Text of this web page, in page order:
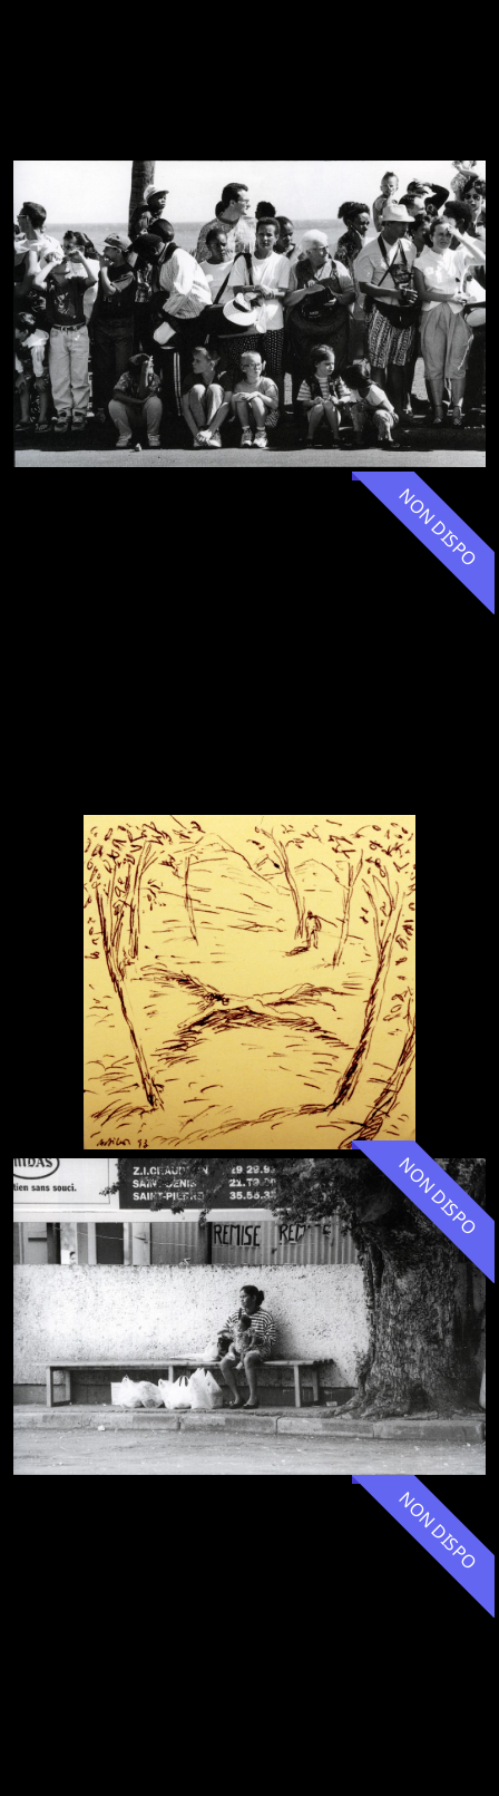
NON DISPO
NON DISPO
NON DISPO